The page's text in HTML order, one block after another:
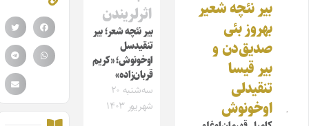
بیر نئچه شعیر
بهروز بئی
صدیق‌دن و‌
بیر قیسا
تنقیدلی
اوخونوش
اثرلریندن
بیر نئچه شعر؛ بیر
تنقیدسل
اوخونوش؛ «کریم
قربان‌زاده»
سه‌شنبه ۲۰
شهریور ۱۴۰۳